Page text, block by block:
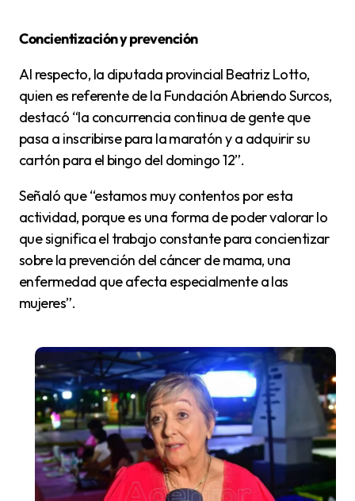
Concientización y prevención
Al respecto, la diputada provincial Beatriz Lotto,
quien es referente de la Fundación Abriendo Surcos,
destacó “la concurrencia continua de gente que
pasa a inscribirse para la maratón y a adquirir su
cartón para el bingo del domingo 12”.
Señaló que “estamos muy contentos por esta
actividad, porque es una forma de poder valorar lo
que significa el trabajo constante para concientizar
sobre la prevención del cáncer de mama, una
enfermedad que afecta especialmente a las
mujeres”.